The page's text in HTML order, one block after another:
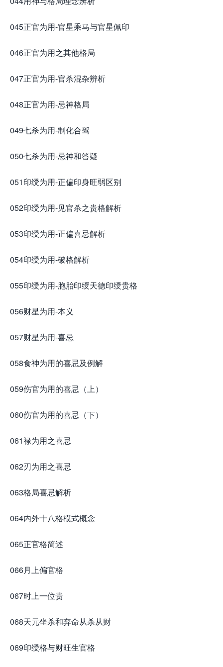
045正官为用-官星乘马与官星佩印
046正官为用之其他格局
047正官为用-官杀混杂辨析
048正官为用-忌神格局
049七杀为用-制化合驾
050七杀为用-忌神和答疑
051印绶为用-正偏印身旺弱区别
052印绶为用-见官杀之贵格解析
053印绶为用-正偏喜忌解析
054印绶为用-破格解析
055印绶为用-胞胎印绶天德印绶贵格
056财星为用-本义
057财星为用-喜忌
058食神为用的喜忌及例解
059伤官为用的喜忌（上）
060伤官为用的喜忌（下）
061禄为用之喜忌
062刃为用之喜忌
063格局喜忌解析
064内外十八格模式概念
065正官格简述
066月上偏官格
067时上一位贵
068天元坐杀和弃命从杀从财
069印绶格与财旺生官格